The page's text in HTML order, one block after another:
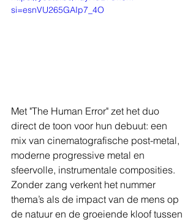
si=esnVU265GAIp7_4O
Met "The Human Error" zet het duo
direct de toon voor hun debuut: een
mix van cinematografische post-metal,
moderne progressive metal en
sfeervolle, instrumentale composities.
Zonder zang verkent het nummer
thema’s als de impact van de mens op
de natuur en de groeiende kloof tussen